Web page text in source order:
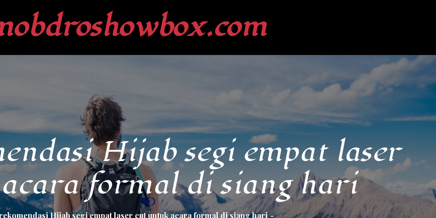
Hijab segi empat laser
formal di siang hari
Hijab segi empat laser cut untuk acara formal di siang hari